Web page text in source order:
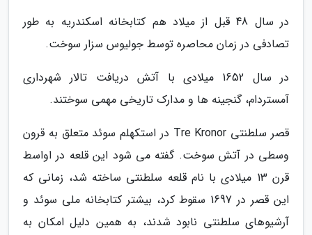
در سال 48 قبل از میلاد هم کتابخانه اسکندریه به طور
تصادفی در زمان محاصره توسط جولیوس سزار سوخت.
در سال 1652 میلادی با آتش دریافت تالار شهرداری
آمستردام، گنجینه ها و مدارک تاریخی مهمی سوختند.
قصر سلطنتی Tre Kronor در استکهلم سوئد متعلق به قرون
وسطی در آتش سوخت. گفته می شود این قلعه در اواسط
قرن 13 میلادی با نام قلعه سلطنتی ساخته شد، زمانی که
این قصر در 1697 سقوط کرد، بیشتر کتابخانه ملی سوئد و
آرشیوهای سلطنتی نابود شدند، به همین دلیل امکان به